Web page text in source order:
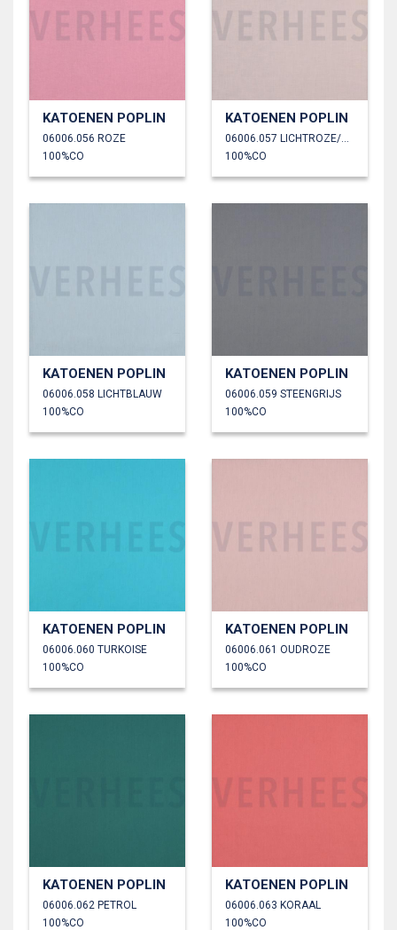
KATOENEN POPLIN
06006.056 ROZE
100%CO
KATOENEN POPLIN
06006.057 LICHTROZE/OUDROZE
100%CO
KATOENEN POPLIN
06006.058 LICHTBLAUW
100%CO
KATOENEN POPLIN
06006.059 STEENGRIJS
100%CO
KATOENEN POPLIN
06006.060 TURKOISE
100%CO
KATOENEN POPLIN
06006.061 OUDROZE
100%CO
KATOENEN POPLIN
06006.062 PETROL
100%CO
KATOENEN POPLIN
06006.063 KORAAL
100%CO